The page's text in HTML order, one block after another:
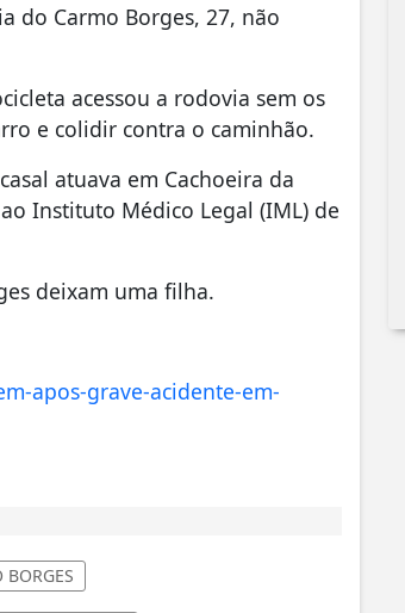
do Carmo Borges, 27, não
acessou a rodovia sem os
e colidir contra o caminhão.
atuava em Cachoeira da
Instituto Médico Legal (IML) de
deixam uma filha.
apos-grave-acidente-em-